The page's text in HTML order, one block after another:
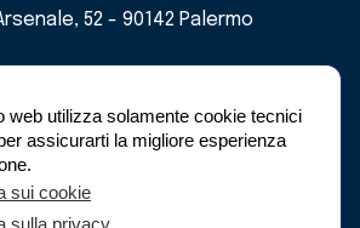
web utilizza solamente cookie tecnici
assicurarti la migliore esperienza
sui cookie
sulla privacy
52 - 90142 Palermo
cricdsicilia@pec.it
Siciliana - Assessorato dei Beni